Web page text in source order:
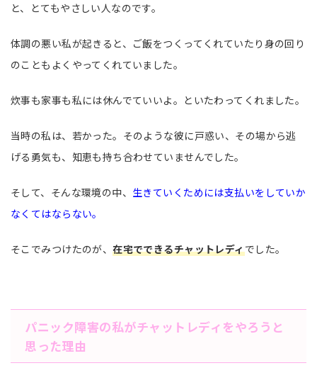
と、とてもやさしい人なのです。
体調の悪い私が起きると、ご飯をつくってくれていたり身の回り
のこともよくやってくれていました。
炊事も家事も私には休んでていいよ。といたわってくれました。
当時の私は、若かった。そのような彼に戸惑い、その場から逃
げる勇気も、知恵も持ち合わせていませんでした。
そして、そんな環境の中、 生きていくためには支払いをしていか
なくてはならない。
そこでみつけたのが、在宅でできるチャットレディでした。
パニック障害の私がチャットレディをやろうと
思った理由